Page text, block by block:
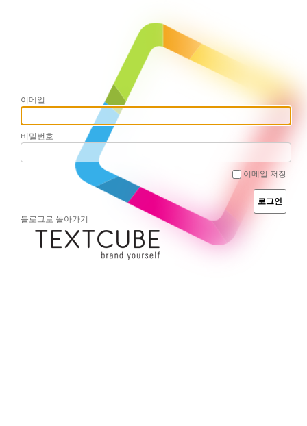
이메일
비밀번호
이메일 저장
블로그로 돌아가기